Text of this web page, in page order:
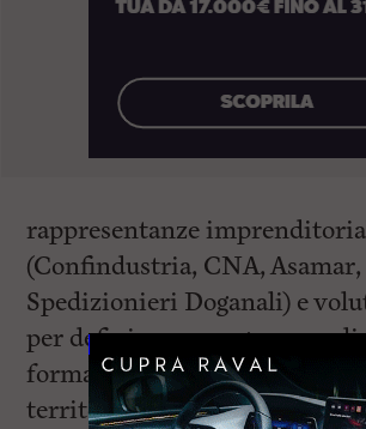
rappresentanze
(Confindustria, CNA,
Spedizionieri Doganali) e
per definire un programma
formativa tarato sulle
territorio.